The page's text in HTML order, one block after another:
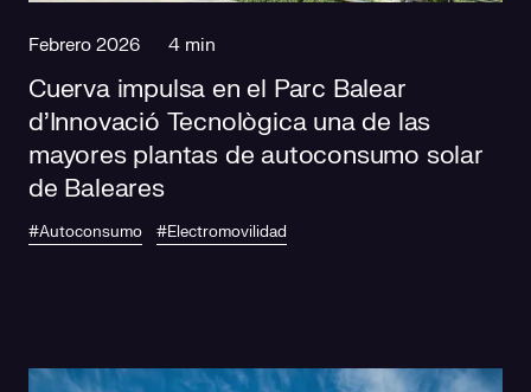
Febrero 2026 4 min
Cuerva impulsa en el Parc Balear
d’Innovació Tecnològica una de las
mayores plantas de autoconsumo solar
de Baleares
#Autoconsumo #Electromovilidad